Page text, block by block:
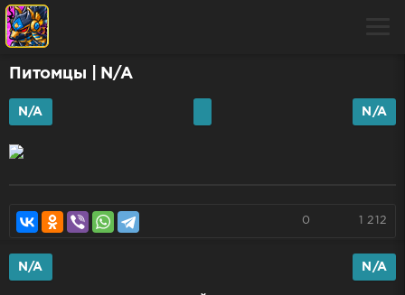
Питомцы | N/A
N/A N/A
0 1 212
N/A N/A